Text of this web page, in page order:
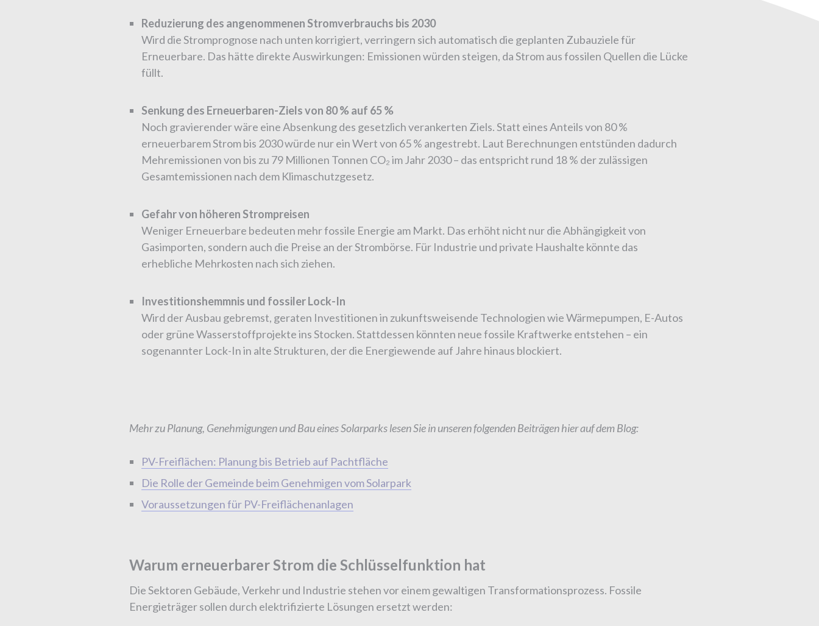
Reduzierung des angenommenen Stromverbrauchs bis 2030
Wird die Stromprognose nach unten korrigiert, verringern sich automatisch die geplanten Zubauziele für
Erneuerbare. Das hätte direkte Auswirkungen: Emissionen würden steigen, da Strom aus fossilen Quellen die Lücke
füllt.
Senkung des Erneuerbaren-Ziels von 80 % auf 65 %
Noch gravierender wäre eine Absenkung des gesetzlich verankerten Ziels. Statt eines Anteils von 80 %
erneuerbarem Strom bis 2030 würde nur ein Wert von 65 % angestrebt. Laut Berechnungen entstünden dadurch
Mehremissionen von bis zu 79 Millionen Tonnen CO₂ im Jahr 2030 – das entspricht rund 18 % der zulässigen
Gesamtemissionen nach dem Klimaschutzgesetz.
Gefahr von höheren Strompreisen
Weniger Erneuerbare bedeuten mehr fossile Energie am Markt. Das erhöht nicht nur die Abhängigkeit von
Gasimporten, sondern auch die Preise an der Strombörse. Für Industrie und private Haushalte könnte das
erhebliche Mehrkosten nach sich ziehen.
Investitionshemmnis und fossiler Lock-In
Wird der Ausbau gebremst, geraten Investitionen in zukunftsweisende Technologien wie Wärmepumpen, E-Autos
oder grüne Wasserstoffprojekte ins Stocken. Stattdessen könnten neue fossile Kraftwerke entstehen – ein
sogenannter Lock-In in alte Strukturen, der die Energiewende auf Jahre hinaus blockiert.
Mehr zu Planung, Genehmigungen und Bau eines Solarparks lesen Sie in unseren folgenden Beiträgen hier auf dem Blog:
PV-Freiflächen: Planung bis Betrieb auf Pachtfläche
Die Rolle der Gemeinde beim Genehmigen vom Solarpark
Voraussetzungen für PV-Freiflächenanlagen
Warum erneuerbarer Strom die Schlüsselfunktion hat
Die Sektoren Gebäude, Verkehr und Industrie stehen vor einem gewaltigen Transformationsprozess. Fossile
Energieträger sollen durch elektrifizierte Lösungen ersetzt werden: